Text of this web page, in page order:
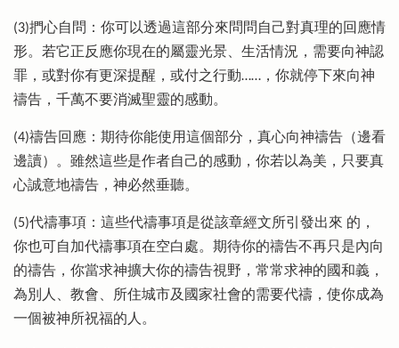
(3)捫心自問：你可以透過這部分來問問自己對真理的回應情
形。若它正反應你現在的屬靈光景、生活情況，需要向神認
罪，或對你有更深提醒，或付之行動……，你就停下來向神
禱告，千萬不要消滅聖靈的感動。
(4)禱告回應：期待你能使用這個部分，真心向神禱告（邊看
邊讀）。雖然這些是作者自己的感動，你若以為美，只要真
心誠意地禱告，神必然垂聽。
(5)代禱事項：這些代禱事項是從該章經文所引發出來 的，
你也可自加代禱事項在空白處。期待你的禱告不再只是內向
的禱告，你當求神擴大你的禱告視野，常常求神的國和義，
為別人、教會、所住城市及國家社會的需要代禱，使你成為
一個被神所祝福的人。